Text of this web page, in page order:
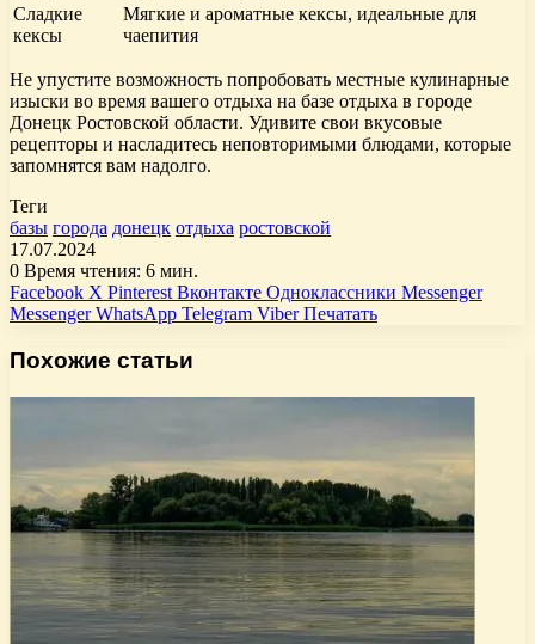
Сладкие
кексы
Мягкие и ароматные кексы, идеальные для
чаепития
Не упустите возможность попробовать местные кулинарные
изыски во время вашего отдыха на базе отдыха в городе
Донецк Ростовской области. Удивите свои вкусовые
рецепторы и насладитесь неповторимыми блюдами, которые
запомнятся вам надолго.
Теги
базы города донецк отдыха ростовской
17.07.2024
0 Время чтения: 6 мин.
Facebook X Pinterest Вконтакте Одноклассники Messenger
Messenger WhatsApp Telegram Viber Печатать
Похожие статьи